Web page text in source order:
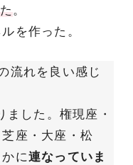
。
を作った。
流れを良い感じ
ました。権現座・
座・大座・松
に連なっていま